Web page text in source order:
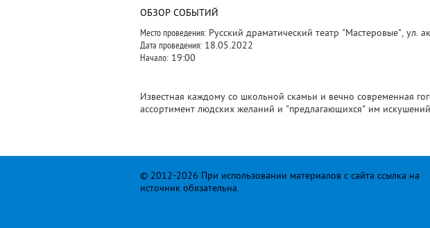
ОБЗОР СОБЫТИЙ
Место проведения: Русский драматический театр "Мастеровые", ул.
Дата проведения: 18.05.2022
Начало: 19:00
Известная каждому со школьной скамьи и вечно современная
ассортимент людских желаний и "предлагающихся" им
© 2012-2026 При использовании материалов с сайта ссылка на
источник обязательна.